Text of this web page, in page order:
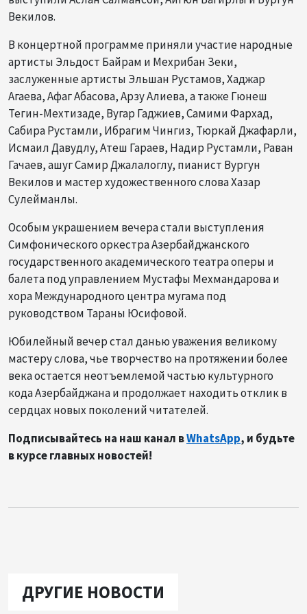
Векилов.
В концертной программе приняли участие народные
артисты Эльдост Байрам и Мехрибан Зеки,
заслуженные артисты Эльшан Рустамов, Хаджар
Агаева, Афаг Абасова, Арзу Алиева, а также Гюнеш
Тегин-Мехтизаде, Вугар Гаджиев, Самими Фархад,
Сабира Рустамли, Ибрагим Чингиз, Тюркай Джафарли,
Исмаил Давудлу, Атеш Гараев, Надир Рустамли, Раван
Гачаев, ашуг Самир Джалалоглу, пианист Вургун
Векилов и мастер художественного слова Хазар
Сулейманлы.
Особым украшением вечера стали выступления
Симфонического оркестра Азербайджанского
государственного академического театра оперы и
балета под управлением Мустафы Мехмандарова и
хора Международного центра мугама под
руководством Тараны Юсифовой.
Юбилейный вечер стал данью уважения великому
мастеру слова, чье творчество на протяжении более
века остается неотъемлемой частью культурного
кода Азербайджана и продолжает находить отклик в
сердцах новых поколений читателей.
Подписывайтесь на наш канал вWhatsApp, и будьте
в курсе главных новостей!
ДРУГИЕ НОВОСТИ